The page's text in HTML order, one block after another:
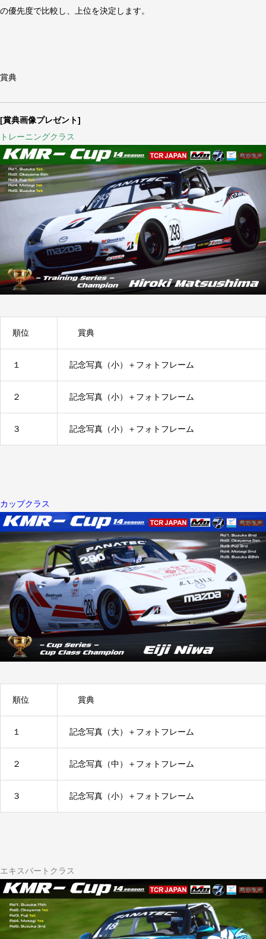
の優先度で比較し、上位を決定します。
賞典
[賞典画像プレゼント]
トレーニングクラス
順位 賞典
１ 記念写真（小）＋フォトフレーム
２ 記念写真（小）＋フォトフレーム
３ 記念写真（小）＋フォトフレーム
カップクラス
順位 賞典
１ 記念写真（大）＋フォトフレーム
２ 記念写真（中）＋フォトフレーム
３ 記念写真（小）＋フォトフレーム
エキスパートクラス